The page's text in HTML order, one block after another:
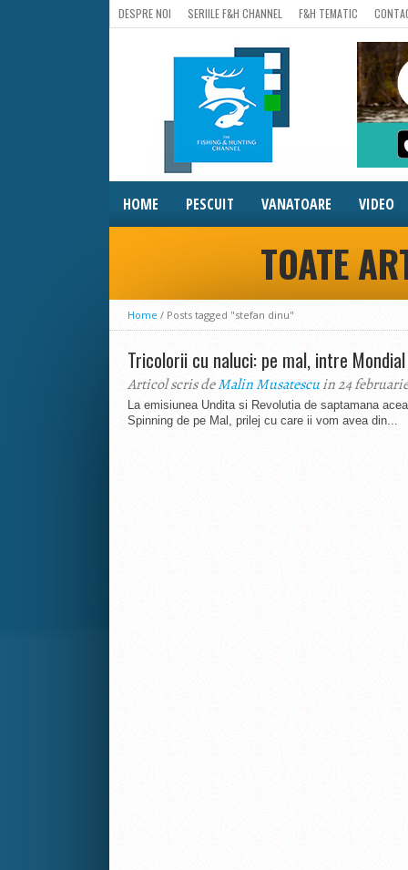
DESPRE NOI SERIILE F&H CHANNEL F&H TEMATIC
HOME PESCUIT VANATOARE VIDEO
TOATE
Home / Posts tagged "stefan dinu"
Tricolorii cu naluci: pe mal, intre
Articol scris deMalin Musatescuin 24
La emisiunea Undita si Revolutia de saptamana
Spinning de pe Mal, prilej cu care ii vom avea din...